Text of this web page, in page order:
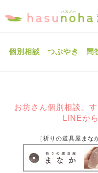
個別相談 つぶやき 問
お坊さん個別相談。
LINEか
［祈りの道具屋ま